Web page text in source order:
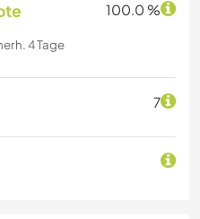
100.0 %
4 Tage
7